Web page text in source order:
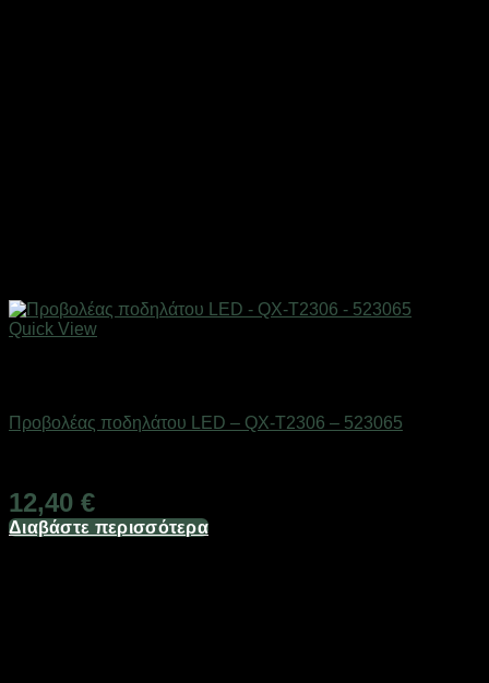
Quick View
Προβολέας ποδηλάτου LED – QX-T2306 – 523065
12,40 €
Διαβάστε περισσότερα